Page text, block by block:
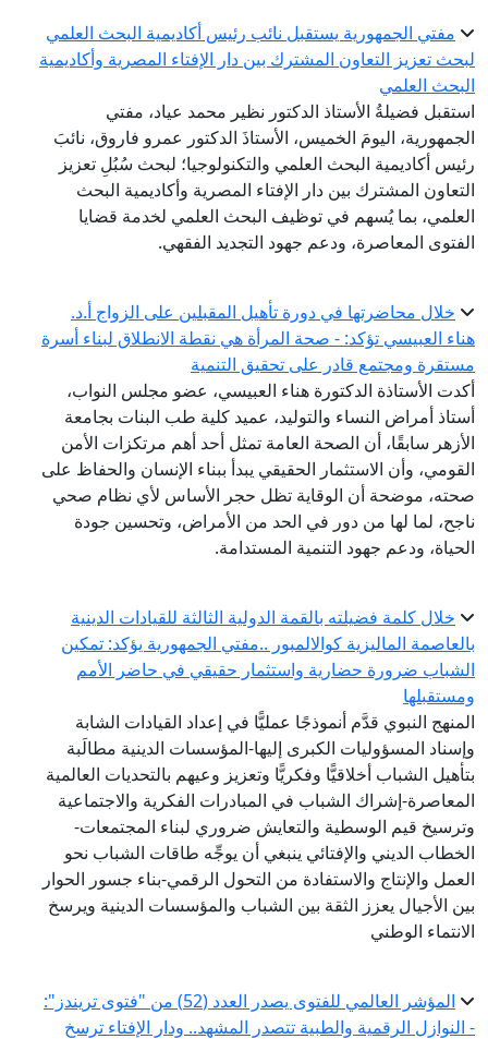
مفتي الجمهورية يستقبل نائب رئيس أكاديمية البحث العلمي
لبحث تعزيز التعاون المشترك بين دار الإفتاء المصرية وأكاديمية
البحث العلمي
استقبل فضيلةُ الأستاذ الدكتور نظير محمد عياد، مفتي
الجمهورية، اليومَ الخميس، الأستاذَ الدكتور عمرو فاروق، نائبَ
رئيس أكاديمية البحث العلمي والتكنولوجيا؛ لبحث سُبُلِ تعزيز
التعاون المشترك بين دار الإفتاء المصرية وأكاديمية البحث
العلمي، بما يُسهم في توظيف البحث العلمي لخدمة قضايا
الفتوى المعاصرة، ودعم جهود التجديد الفقهي.
خلال محاضرتها في دورة تأهيل المقبلين على الزواج أ.د.
هناء العبيسي تؤكد: - صحة المرأة هي نقطة الانطلاق لبناء أسرة
مستقرة ومجتمع قادر على تحقيق التنمية
أكدت الأستاذة الدكتورة هناء العبيسي، عضو مجلس النواب،
أستاذ أمراض النساء والتوليد، عميد كلية طب البنات بجامعة
الأزهر سابقًا، أن الصحة العامة تمثل أحد أهم مرتكزات الأمن
القومي، وأن الاستثمار الحقيقي يبدأ ببناء الإنسان والحفاظ على
صحته، موضحة أن الوقاية تظل حجر الأساس لأي نظام صحي
ناجح، لما لها من دور في الحد من الأمراض، وتحسين جودة
الحياة، ودعم جهود التنمية المستدامة.
خلال كلمة فضيلته بالقمة الدولية الثالثة للقيادات الدينية
بالعاصمة الماليزية كوالالمبور ..مفتي الجمهورية يؤكد: تمكين
الشباب ضرورة حضارية واستثمار حقيقي في حاضر الأمم
ومستقبلها
المنهج النبوي قدَّم أنموذجًا عمليًّا في إعداد القيادات الشابة
وإسناد المسؤوليات الكبرى إليها-المؤسسات الدينية مطالَبة
بتأهيل الشباب أخلاقيًّا وفكريًّا وتعزيز وعيهم بالتحديات العالمية
المعاصرة-إشراك الشباب في المبادرات الفكرية والاجتماعية
وترسيخ قيم الوسطية والتعايش ضروري لبناء المجتمعات-
الخطاب الديني والإفتائي ينبغي أن يوجِّه طاقات الشباب نحو
العمل والإنتاج والاستفادة من التحول الرقمي-بناء جسور الحوار
بين الأجيال يعزز الثقة بين الشباب والمؤسسات الدينية ويرسخ
الانتماء الوطني
المؤشر العالمي للفتوى يصدر العدد (52) من "فتوى تريندز":
- النوازل الرقمية والطبية تتصدر المشهد.. ودار الإفتاء ترسخ